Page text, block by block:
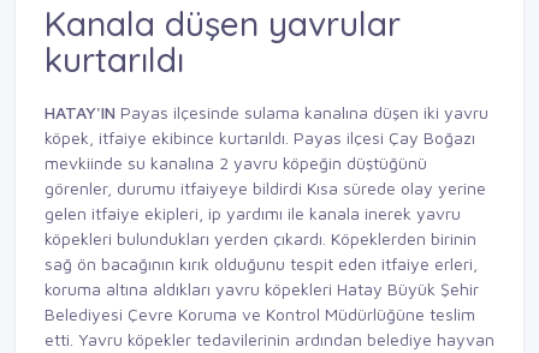
Kanala düşen yavrular
kurtarıldı
HATAY'IN Payas ilçesinde sulama kanalına düşen iki yavru
köpek, itfaiye ekibince kurtarıldı. Payas ilçesi Çay Boğazı
mevkiinde su kanalına 2 yavru köpeğin düştüğünü
görenler, durumu itfaiyeye bildirdi Kısa sürede olay yerine
gelen itfaiye ekipleri, ip yardımı ile kanala inerek yavru
köpekleri bulundukları yerden çıkardı. Köpeklerden birinin
sağ ön bacağının kırık olduğunu tespit eden itfaiye erleri,
koruma altına aldıkları yavru köpekleri Hatay Büyük Şehir
Belediyesi Çevre Koruma ve Kontrol Müdürlüğüne teslim
etti. Yavru köpekler tedavilerinin ardından belediye hayvan